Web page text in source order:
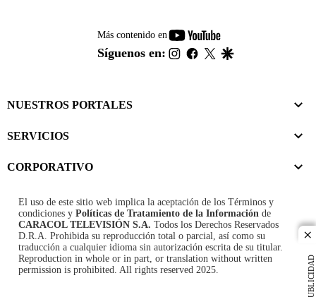
PUBLICIDAD
Más contenido en
youtube-
footer
Síguenos en: instagram
facebook
twitter
NUESTROS PORTALES
SERVICIOS
CORPORATIVO
El uso de este sitio web implica la aceptación de los Términos y
condiciones y Políticas de Tratamiento de la Información de
CARACOL TELEVISIÓN S.A. Todos los Derechos Reservados
D.R.A. Prohibida su reproducción total o parcial, así como su
traducción a cualquier idioma sin autorización escrita de su titular.
Reproduction in whole or in part, or translation without written
permission is prohibited. All rights reserved 2025.